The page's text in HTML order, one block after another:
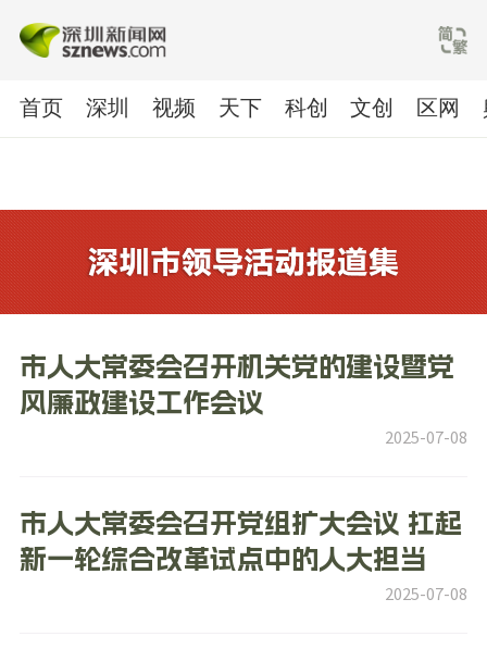
首页 深圳 视频 天下 科创 文创 区网
2025-07-08
市人大常委会召开机关党的建设暨党
风廉政建设工作会议
2025-07-08
市人大常委会召开党组扩大会议 扛起
新一轮综合改革试点中的人大担当